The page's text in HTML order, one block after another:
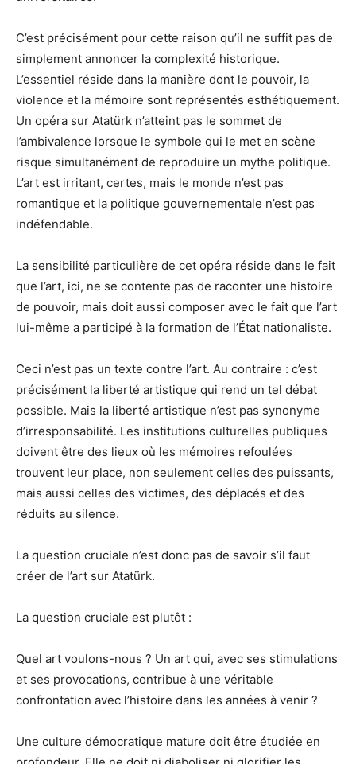
C’est précisément pour cette raison qu’il ne suffit pas de
simplement annoncer la complexité historique.
L’essentiel réside dans la manière dont le pouvoir, la
violence et la mémoire sont représentés esthétiquement.
Un opéra sur Atatürk n’atteint pas le sommet de
l’ambivalence lorsque le symbole qui le met en scène
risque simultanément de reproduire un mythe politique.
L’art est irritant, certes, mais le monde n’est pas
romantique et la politique gouvernementale n’est pas
indéfendable.
La sensibilité particulière de cet opéra réside dans le fait
que l’art, ici, ne se contente pas de raconter une histoire
de pouvoir, mais doit aussi composer avec le fait que l’art
lui-même a participé à la formation de l’État nationaliste.
Ceci n’est pas un texte contre l’art. Au contraire : c’est
précisément la liberté artistique qui rend un tel débat
possible. Mais la liberté artistique n’est pas synonyme
d’irresponsabilité. Les institutions culturelles publiques
doivent être des lieux où les mémoires refoulées
trouvent leur place, non seulement celles des puissants,
mais aussi celles des victimes, des déplacés et des
réduits au silence.
La question cruciale n’est donc pas de savoir s’il faut
créer de l’art sur Atatürk.
La question cruciale est plutôt :
Quel art voulons-nous ? Un art qui, avec ses stimulations
et ses provocations, contribue à une véritable
confrontation avec l’histoire dans les années à venir ?
Une culture démocratique mature doit être étudiée en